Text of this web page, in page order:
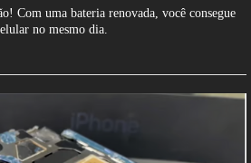
Com uma bateria renovada, você consegue
no mesmo dia.